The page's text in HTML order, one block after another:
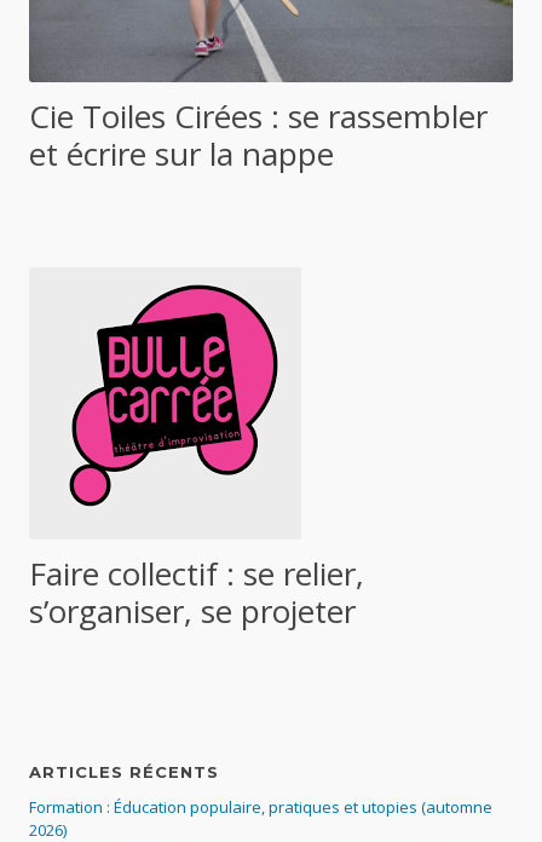
Cie Toiles Cirées : se rassembler
et écrire sur la nappe
Faire collectif : se relier,
s’organiser, se projeter
ARTICLES RÉCENTS
Formation : Éducation populaire, pratiques et utopies (automne
2026)